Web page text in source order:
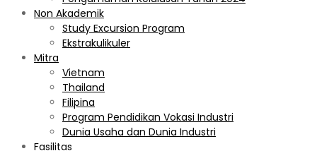
Non Akademik
Study Excursion Program
Ekstrakulikuler
Mitra
Vietnam
Thailand
Filipina
Program Pendidikan Vokasi Industri
Dunia Usaha dan Dunia Industri
Fasilitas